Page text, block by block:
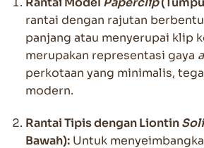
rantai dengan rajutan
panjang atau menyerupai klip
merupakan representasi gaya
perkotaan yang minimalis,
modern.
Rantai Tipis dengan Liontin
Bawah):Untuk